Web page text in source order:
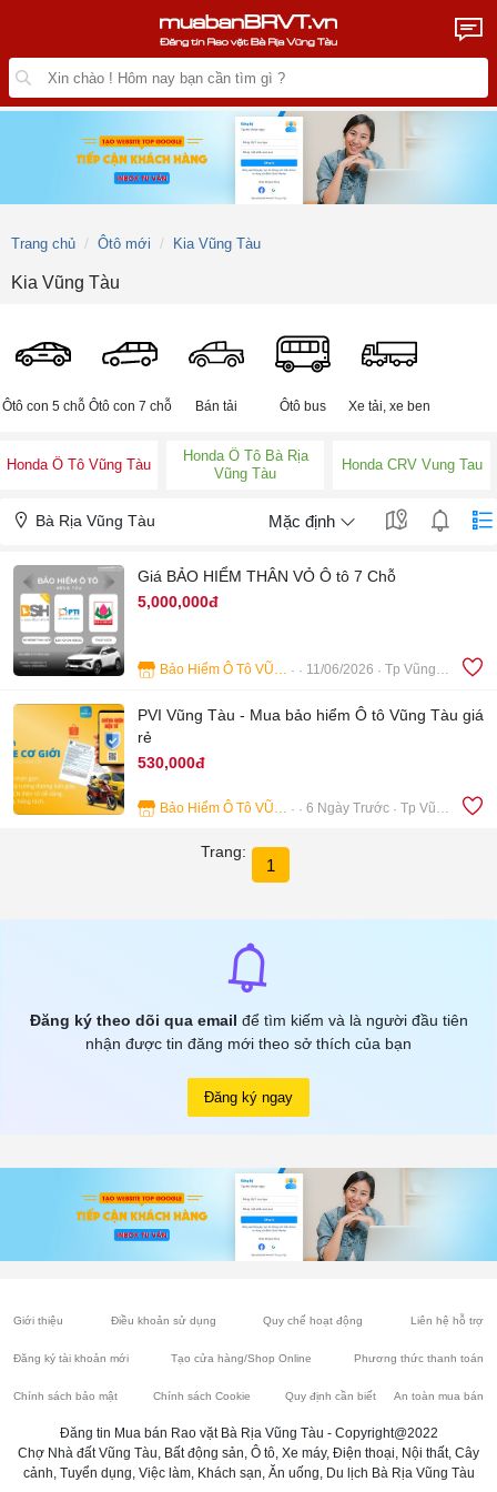
Trang chủ Ôtô mới Kia Vũng Tàu
Kia Vũng Tàu
Ôtô con 5 chỗ Ôtô con 7 chỗ Bán tải Ôtô bus Xe tải, xe ben
Honda Ô Tô Vũng Tàu
Honda Ô Tô Bà Rịa
Vũng Tàu
Honda CRV Vung Tau
Bà Rịa Vũng Tàu Mặc định
Giá BẢO HIỂM THÂN VỎ Ô tô 7 Chỗ
5,000,000đ
Bảo Hiểm Ô Tô VŨNG TÀU 11/06/2026 Tp Vũng Tàu
PVI Vũng Tàu - Mua bảo hiểm Ô tô Vũng Tàu giá
rẻ
530,000đ
Bảo Hiểm Ô Tô VŨNG TÀU 6 Ngày Trước Tp Vũng Tàu
Trang:
1
Đăng ký theo dõi qua email để tìm kiếm và là người đầu tiên
nhận được tin đăng mới theo sở thích của bạn
Đăng ký ngay
Giới thiệu Điều khoản sử dụng Quy chế hoạt động Liên hệ hỗ trợ
Đăng ký tài khoản mới Tạo cửa hàng/Shop Online Phương thức thanh toán
Chính sách bảo mật Chính sách Cookie Quy định cần biết An toàn mua bán
Đăng tin Mua bán Rao vặt Bà Rịa Vũng Tàu - Copyright@2022
Chợ Nhà đất Vũng Tàu, Bất động sản, Ô tô, Xe máy, Điện thoại, Nội thất, Cây
cảnh, Tuyển dụng, Việc làm, Khách sạn, Ăn uống, Du lịch Bà Rịa Vũng Tàu